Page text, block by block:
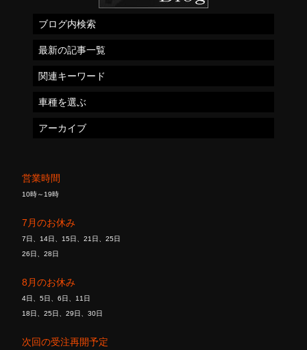
営業時間
10時～19時
7月のお休み
7日、14日、15日、21日、25日
26日、28日
8月のお休み
4日、5日、6日、11日
18日、25日、29日、30日
次回の受注再開予定
ブログ内検索
最新の記事一覧
関連キーワード
車種を選ぶ
アーカイブ